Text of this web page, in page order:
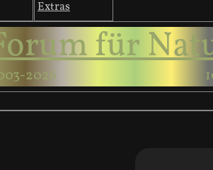
Extras
für
2026